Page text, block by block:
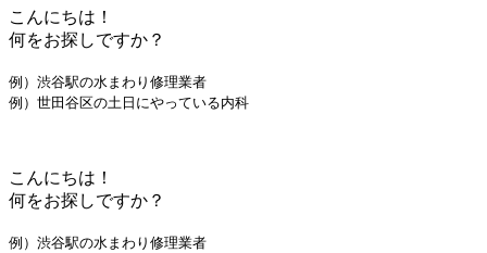
こんにちは！
何をお探しですか？
例）渋谷駅の水まわり修理業者
例）世田谷区の土日にやっている内科
こんにちは！
何をお探しですか？
例）渋谷駅の水まわり修理業者